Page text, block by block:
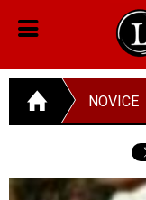
NOVICE